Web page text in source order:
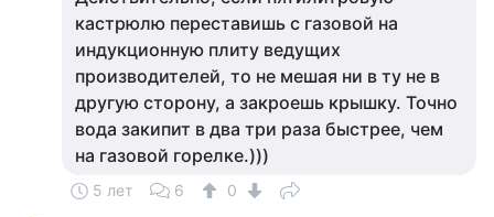
кастрюлю переставишь с газовой на
индукционную плиту ведущих
производителей, то не мешая ни в ту не в
другую сторону, а закроешь крышку. Точно
вода закипит в два три раза быстрее, чем
на газовой горелке.)))
5 лет 6
0